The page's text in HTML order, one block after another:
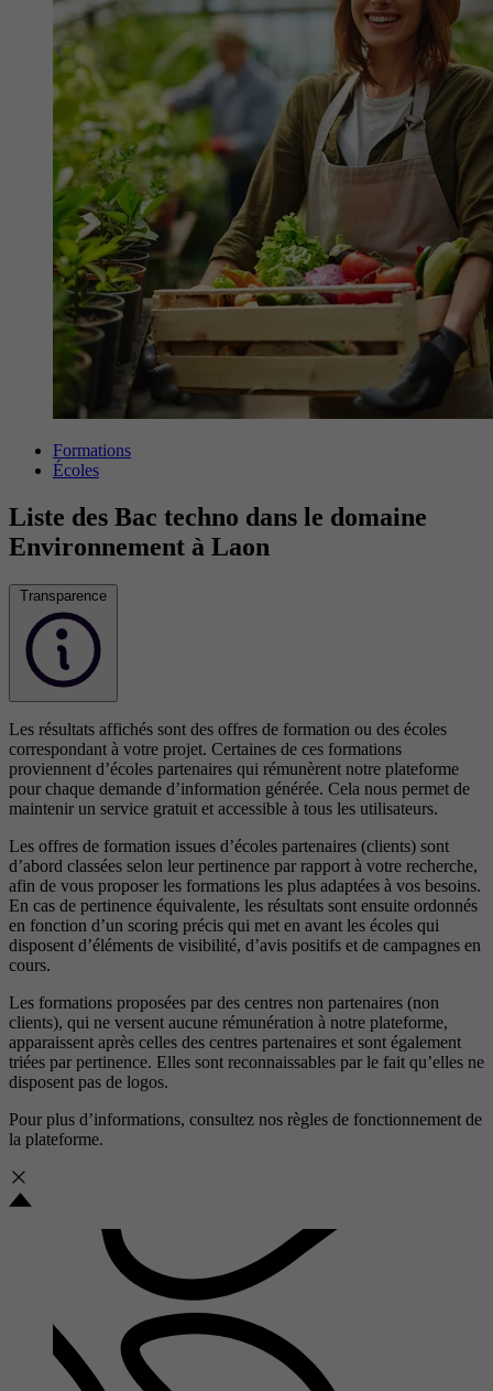
Formations
Écoles
Liste des Bac techno dans le domaine
Environnement à Laon
Transparence
Les résultats affichés sont des offres de formation ou des écoles
correspondant à votre projet. Certaines de ces formations
proviennent d’écoles partenaires qui rémunèrent notre plateforme
pour chaque demande d’information générée. Cela nous permet de
maintenir un service gratuit et accessible à tous les utilisateurs.
Les offres de formation issues d’écoles partenaires (clients) sont
d’abord classées selon leur pertinence par rapport à votre recherche,
afin de vous proposer les formations les plus adaptées à vos besoins.
En cas de pertinence équivalente, les résultats sont ensuite ordonnés
en fonction d’un scoring précis qui met en avant les écoles qui
disposent d’éléments de visibilité, d’avis positifs et de campagnes en
cours.
Les formations proposées par des centres non partenaires (non
clients), qui ne versent aucune rémunération à notre plateforme,
apparaissent après celles des centres partenaires et sont également
triées par pertinence. Elles sont reconnaissables par le fait qu’elles ne
disposent pas de logos.
Pour plus d’informations, consultez nos règles de fonctionnement de
la plateforme.